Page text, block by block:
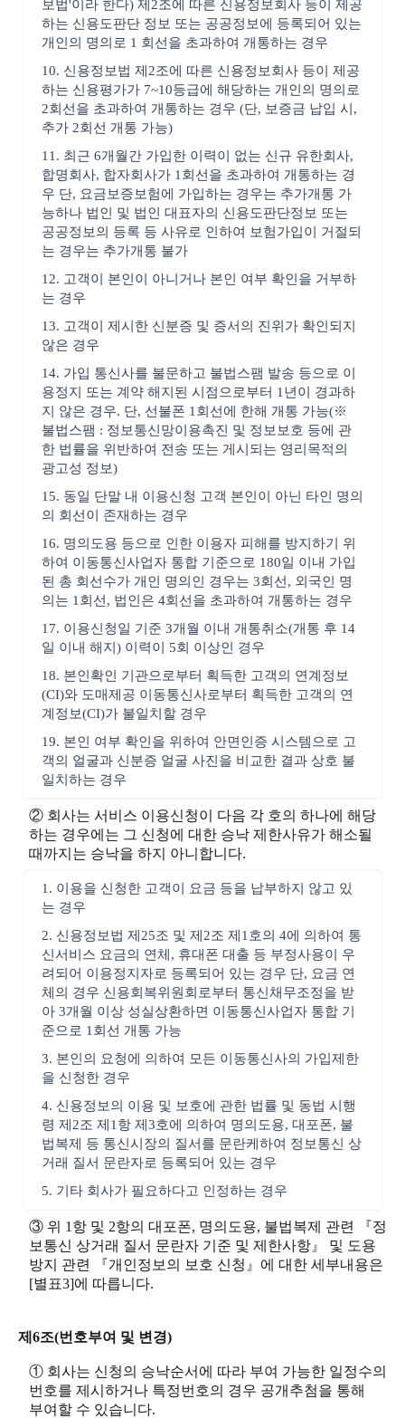
보법'이라 한다) 제2조에 따른 신용정보회사 등이 제공
하는 신용도판단 정보 또는 공공정보에 등록되어 있는
개인의 명의로 1 회선을 초과하여 개통하는 경우
10. 신용정보법 제2조에 따른 신용정보회사 등이 제공
하는 신용평가가 7~10등급에 해당하는 개인의 명의로
2회선을 초과하여 개통하는 경우 (단, 보증금 납입 시,
추가 2회선 개통 가능)
11. 최근 6개월간 가입한 이력이 없는 신규 유한회사,
합명회사, 합자회사가 1회선을 초과하여 개통하는 경
우 단, 요금보증보험에 가입하는 경우는 추가개통 가
능하나 법인 및 법인 대표자의 신용도판단정보 또는
공공정보의 등록 등 사유로 인하여 보험가입이 거절되
는 경우는 추가개통 불가
12. 고객이 본인이 아니거나 본인 여부 확인을 거부하
는 경우
13. 고객이 제시한 신분증 및 증서의 진위가 확인되지
않은 경우
14. 가입 통신사를 불문하고 불법스팸 발송 등으로 이
용정지 또는 계약 해지된 시점으로부터 1년이 경과하
지 않은 경우. 단, 선불폰 1회선에 한해 개통 가능(※
불법스팸 : 정보통신망이용촉진 및 정보보호 등에 관
한 법률을 위반하여 전송 또는 게시되는 영리목적의
광고성 정보)
15. 동일 단말 내 이용신청 고객 본인이 아닌 타인 명의
의 회선이 존재하는 경우
16. 명의도용 등으로 인한 이용자 피해를 방지하기 위
하여 이동통신사업자 통합 기준으로 180일 이내 가입
된 총 회선수가 개인 명의인 경우는 3회선, 외국인 명
의는 1회선, 법인은 4회선을 초과하여 개통하는 경우
17. 이용신청일 기준 3개월 이내 개통취소(개통 후 14
일 이내 해지) 이력이 5회 이상인 경우
18. 본인확인 기관으로부터 획득한 고객의 연계정보
(CI)와 도매제공 이동통신사로부터 획득한 고객의 연
계정보(CI)가 불일치할 경우
19. 본인 여부 확인을 위하여 안면인증 시스템으로 고
객의 얼굴과 신분증 얼굴 사진을 비교한 결과 상호 불
일치하는 경우
② 회사는 서비스 이용신청이 다음 각 호의 하나에 해당
하는 경우에는 그 신청에 대한 승낙 제한사유가 해소될
때까지는 승낙을 하지 아니합니다.
1. 이용을 신청한 고객이 요금 등을 납부하지 않고 있
는 경우
2. 신용정보법 제25조 및 제2조 제1호의 4에 의하여 통
신서비스 요금의 연체, 휴대폰 대출 등 부정사용이 우
려되어 이용정지자로 등록되어 있는 경우 단, 요금 연
체의 경우 신용회복위원회로부터 통신채무조정을 받
아 3개월 이상 성실상환하면 이동통신사업자 통합 기
준으로 1회선 개통 가능
3. 본인의 요청에 의하여 모든 이동통신사의 가입제한
을 신청한 경우
4. 신용정보의 이용 및 보호에 관한 법률 및 동법 시행
령 제2조 제1항 제3호에 의하여 명의도용, 대포폰, 불
법복제 등 통신시장의 질서를 문란케하여 정보통신 상
거래 질서 문란자로 등록되어 있는 경우
5. 기타 회사가 필요하다고 인정하는 경우
③ 위 1항 및 2항의 대포폰, 명의도용, 불법복제 관련 『정
보통신 상거래 질서 문란자 기준 및 제한사항』 및 도용
방지 관련 『개인정보의 보호 신청』에 대한 세부내용은
[별표3]에 따릅니다.
제6조(번호부여 및 변경)
① 회사는 신청의 승낙순서에 따라 부여 가능한 일정수의
번호를 제시하거나 특정번호의 경우 공개추첨을 통해
부여할 수 있습니다.